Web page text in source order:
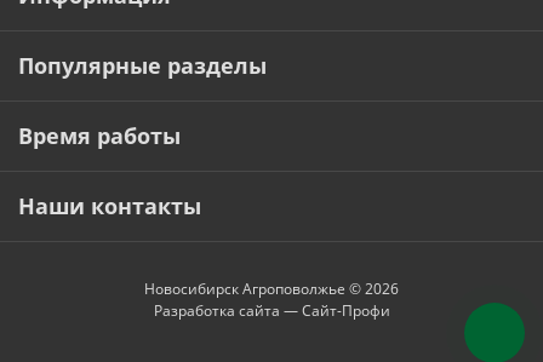
Популярные разделы
Время работы
Наши контакты
Новосибирск Агроповолжье © 2026
Разработка сайта —Сайт-Профи